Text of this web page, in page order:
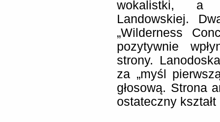
wokalistki, a
Landowskiej.
„Wilderness
pozytywnie
strony.
za „myśl
głosową. Strona
ostateczny